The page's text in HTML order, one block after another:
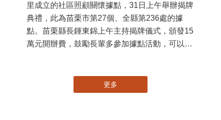
里成立的社區照顧關懷據點，31日上午舉辦揭牌
典禮，此為苗栗市第27個、全縣第236處的據
點。苗栗縣長鍾東錦上午主持揭牌儀式，頒發15
萬元開辦費，鼓勵長輩多參加據點活動，可以更
更多